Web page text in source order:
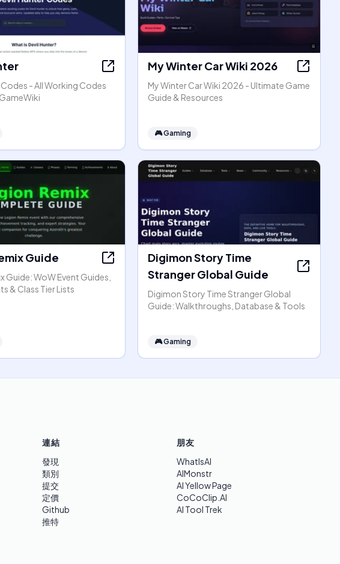
- All Working Codes
My Winter Car Wiki 2026
My Winter Car Wiki 2026 - Ultimate Game
Guide & Resources
🎮Gaming
Guide
Guide: WoW Event Guides,
& Class Tier Lists
Digimon Story Time
Stranger Global Guide
Digimon Story Time Stranger Global
Guide: Walkthroughs, Database & Tools
🎮Gaming
連結
發現
類別
提交
定價
Github
推特
朋友
WhatIsAI
AIMonstr
AI Yellow Page
CoCoClip.AI
AI Tool Trek